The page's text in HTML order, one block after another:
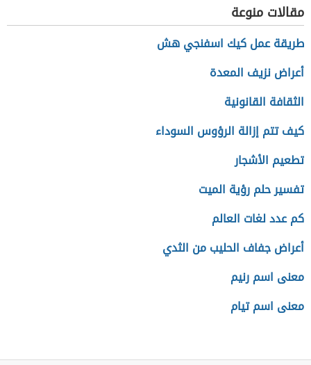
مقالات منوعة
طريقة عمل كيك اسفنجي هش
أعراض نزيف المعدة
الثقافة القانونية
كيف تتم إزالة الرؤوس السوداء
تطعيم الأشجار
تفسير حلم رؤية الميت
كم عدد لغات العالم
أعراض جفاف الحليب من الثدي
معنى اسم رنيم
معنى اسم تيام